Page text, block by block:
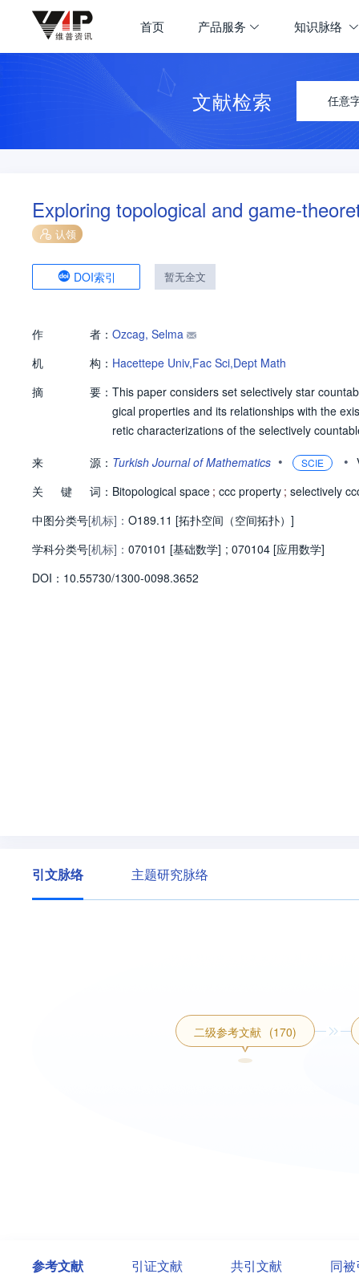
首页 产品服务 知识脉络
文献检索 任意
Exploring topological and game-
认领
DOI索引 暂无全文
作 者： Ozcag, Selma
机
构： Hacettepe Univ,Fac Sci,Dept Math
摘
要： This paper considers set selectively star
gical properties and its relationships with the
retic characterizations of the selectively
来
源： Turkish Journal of Mathematics • SCIE •
关
键 词： Bitopological space ; ccc property ; selectively
中图分类号[机标]： O189.11 [拓扑空间（空间拓扑）]
学科分类号[机标]： 070101 [基础数学] ; 070104 [应用数学]
DOI： 10.55730/1300-0098.3652
引文脉络 主题研究脉络
二级参考文献 (170)
参考文献 引证文献 共引文献 同